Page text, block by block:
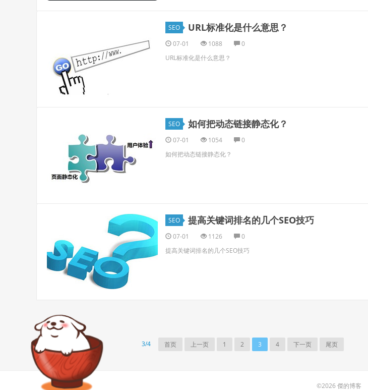
SEO URL标准化是什么意思？
07-01 1088
0
URL标准化是什么意思？
SEO 如何把动态链接静态化？
07-01 1054
0
如何把动态链接静态化？
SEO 提高关键词排名的几个SEO技巧
07-01 1126
0
提高关键词排名的几个SEO技巧
3/4 首页 上一页 1 2 3 4 下一页 尾页
©2026 傑的博客